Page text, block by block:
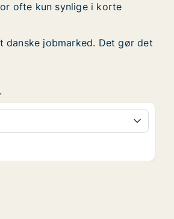
ofte kun synlige i korte
jobmarked. Det gør det
.